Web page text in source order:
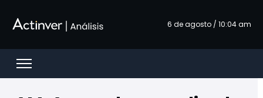
6 de agosto / 10:04 am
Open menu